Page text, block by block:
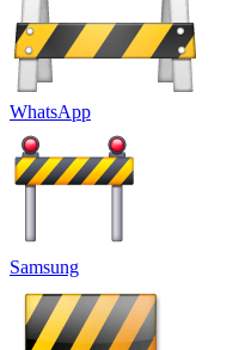
WhatsApp
Samsung